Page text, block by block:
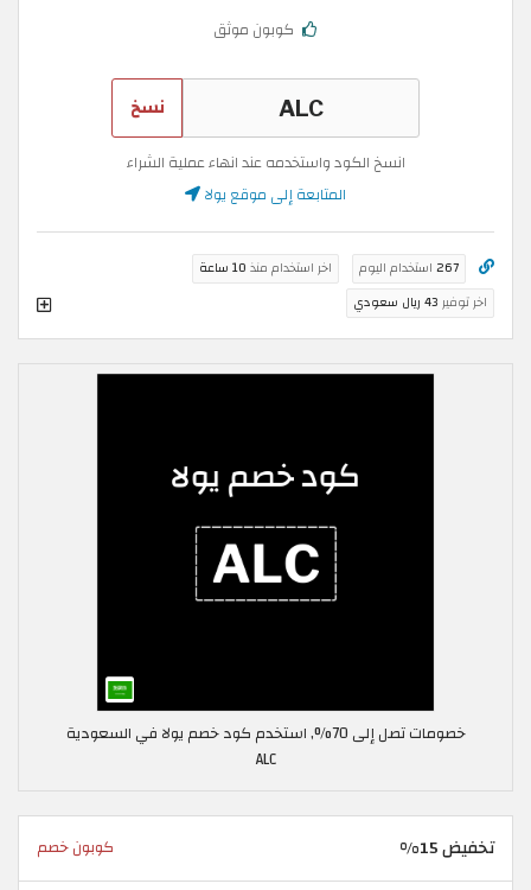
كوبون موثق
نسخ
انسخ الكود واستخدمه عند انهاء عملية الشراء
المتابعة إلى موقع يولا
267 استخدام اليوم اخر استخدام منذ 10 ساعة
اخر توفير 43 ريال سعودي
خصومات تصل إلى 70%, استخدم كود خصم يولا في السعودية
ALC
تخفيض 15% كوبون خصم